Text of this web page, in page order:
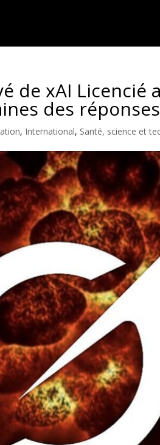
de xAI Licencié
des
, International, Santé, science et